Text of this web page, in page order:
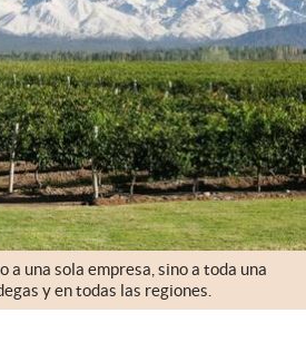
a una sola empresa, sino a toda una
y en todas las regiones.